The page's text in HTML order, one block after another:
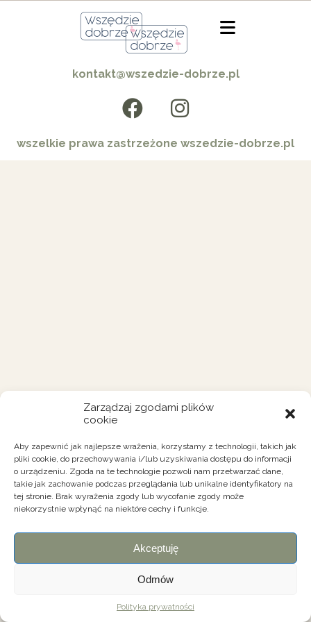
Zarządzaj zgodami plików
cookie
Aby zapewnić jak najlepsze wrażenia, korzystamy z technologii, takich jak
pliki cookie, do przechowywania i/lub uzyskiwania dostępu do informacji
o urządzeniu. Zgoda na te technologie pozwoli nam przetwarzać dane,
takie jak zachowanie podczas przeglądania lub unikalne identyfikatory na
tej stronie. Brak wyrażenia zgody lub wycofanie zgody może
niekorzystnie wpłynąć na niektóre cechy i funkcje.
Akceptuję
Odmów
Polityka prywatności
kontakt@wszedzie-dobrze.pl
wszelkie prawa zastrzeżone wszedzie-dobrze.pl